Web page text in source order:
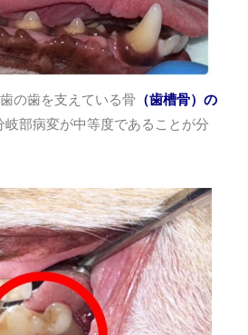
の歯を支えている骨 （歯槽骨）の
岐部病変が中等度であることが分